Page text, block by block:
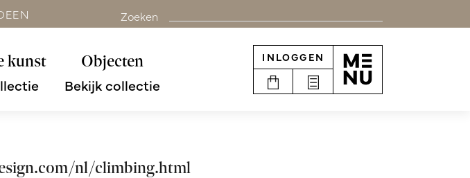
EN Zoeken
kunst Objecten
Bekijk collectie
INLOGGEN
nl/climbing.html